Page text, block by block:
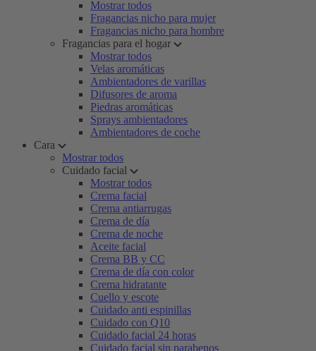
Mostrar todos
Fragancias nicho para mujer
Fragancias nicho para hombre
Fragancias para el hogar
Mostrar todos
Velas aromáticas
Ambientadores de varillas
Difusores de aroma
Piedras aromáticas
Sprays ambientadores
Ambientadores de coche
Cara
Mostrar todos
Cuidado facial
Mostrar todos
Crema facial
Crema antiarrugas
Crema de día
Crema de noche
Aceite facial
Crema BB y CC
Crema de día con color
Crema hidratante
Cuello y escote
Cuidado anti espinillas
Cuidado con Q10
Cuidado facial 24 horas
Cuidado facial sin parabenos